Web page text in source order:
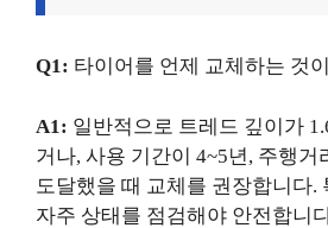
Q1: 타이어를 언제 교체하는 것
A1: 일반적으로 트레드 깊이가
거나, 사용 기간이 4~5년, 주행거
도달했을 때 교체를 권장합니다.
자주 상태를 점검해야 안전합니